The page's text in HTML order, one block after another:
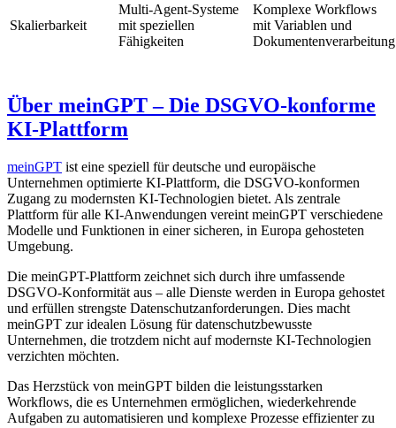
Skalierbarkeit
Multi-Agent-Systeme
mit speziellen
Fähigkeiten
Komplexe Workflows
mit Variablen und
Dokumentenverarbeitung
Über meinGPT – Die DSGVO-konforme
KI-Plattform
meinGPT ist eine speziell für deutsche und europäische
Unternehmen optimierte KI-Plattform, die DSGVO-konformen
Zugang zu modernsten KI-Technologien bietet. Als zentrale
Plattform für alle KI-Anwendungen vereint meinGPT verschiedene
Modelle und Funktionen in einer sicheren, in Europa gehosteten
Umgebung.
Die meinGPT-Plattform zeichnet sich durch ihre umfassende
DSGVO-Konformität aus – alle Dienste werden in Europa gehostet
und erfüllen strengste Datenschutzanforderungen. Dies macht
meinGPT zur idealen Lösung für datenschutzbewusste
Unternehmen, die trotzdem nicht auf modernste KI-Technologien
verzichten möchten.
Das Herzstück von meinGPT bilden die leistungsstarken
Workflows, die es Unternehmen ermöglichen, wiederkehrende
Aufgaben zu automatisieren und komplexe Prozesse effizienter zu